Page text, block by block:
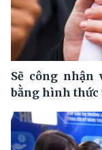
Sẽ công nhận
bằng hình thức